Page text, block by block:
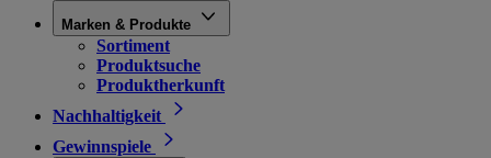
Marken & Produkte
Sortiment
Produktsuche
Produktherkunft
Nachhaltigkeit
Gewinnspiele